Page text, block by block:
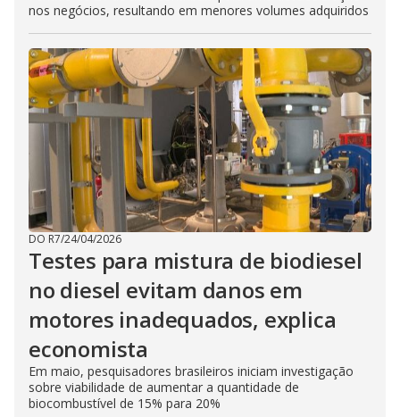
nos negócios, resultando em menores volumes adquiridos
DO R7/24/04/2026
Testes para mistura de biodiesel
no diesel evitam danos em
motores inadequados, explica
economista
Em maio, pesquisadores brasileiros iniciam investigação
sobre viabilidade de aumentar a quantidade de
biocombustível de 15% para 20%